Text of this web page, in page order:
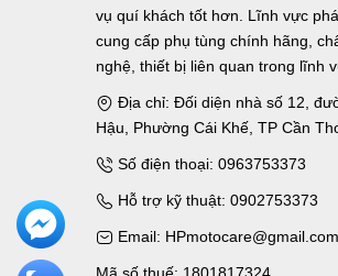
vụ quí khách tốt hơn. Lĩnh vực
cung cấp phụ tùng chính hãng,
nghệ, thiết bị liên quan trong lĩnh
Địa chỉ: Đối diện nhà số 12,
Hậu, Phường Cái Khế, TP Cần
Số điện thoại: 0963753373
Hỗ trợ kỹ thuật: 0902753373
Email: HPmotocare@gmail.com
Mã số thuế: 1801817324